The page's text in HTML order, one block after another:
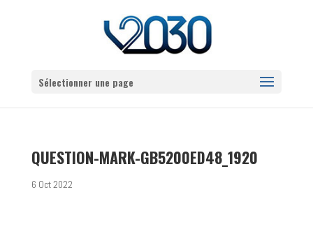
Sélectionner une page
QUESTION-MARK-GB5200ED48_1920
6 Oct 2022